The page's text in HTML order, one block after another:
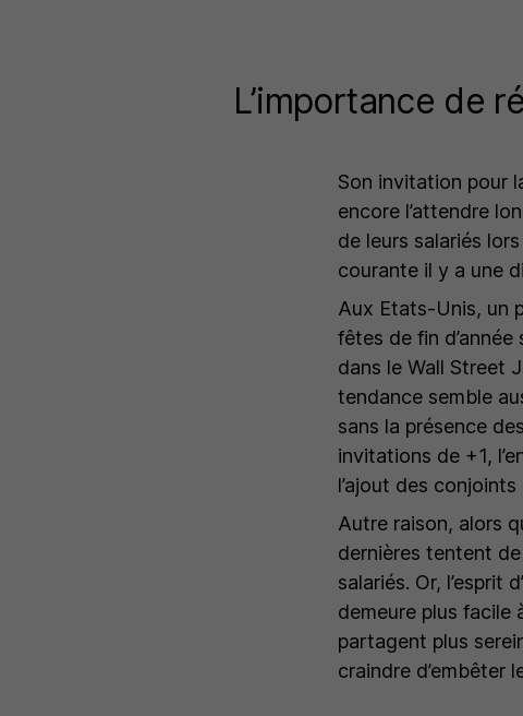
L’importance de
Son invitation pour
encore l’attendre
de leurs salariés
courante il y a une
Aux Etats-Unis, un
fêtes de fin
dans le Wall Street
tendance semble
sans la présence
invitations de +1,
l’ajout des
Autre raison, alors
dernières tentent
salariés. Or, l’esprit
demeure plus facile
partagent plus
craindre d’embêter